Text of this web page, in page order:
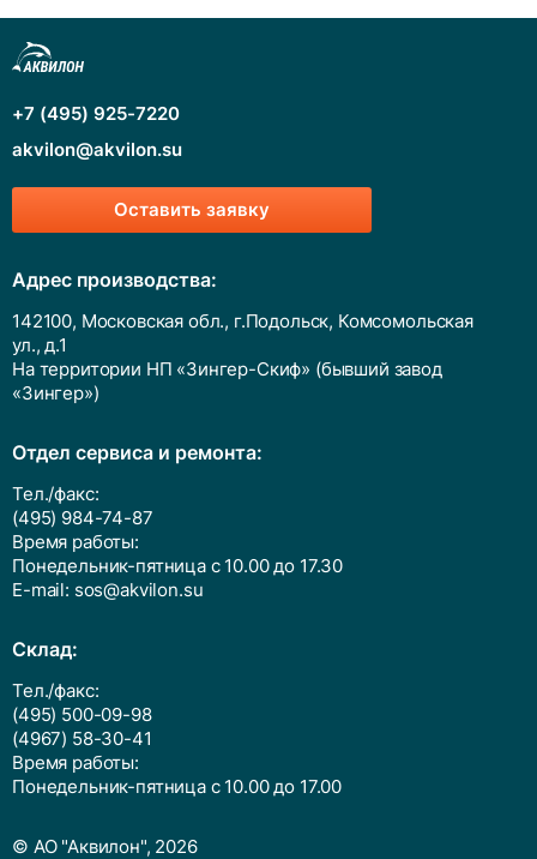
Оставить заявку
+7 (495) 925-7220
akvilon@akvilon.su
Адрес производства:
142100, Московская обл., г.Подольск, Комсомольская
ул., д.1
На территории НП «Зингер-Скиф» (бывший завод
«Зингер»)
Отдел сервиса и ремонта:
Тел./факс:
(495) 984-74-87
Время работы:
Понедельник-пятница с 10.00 до 17.30
E-mail: sos@akvilon.su
Cклад:
Тел./факс:
(495) 500-09-98
(4967) 58-30-41
Время работы:
Понедельник-пятница с 10.00 до 17.00
© АО "Аквилон", 2026